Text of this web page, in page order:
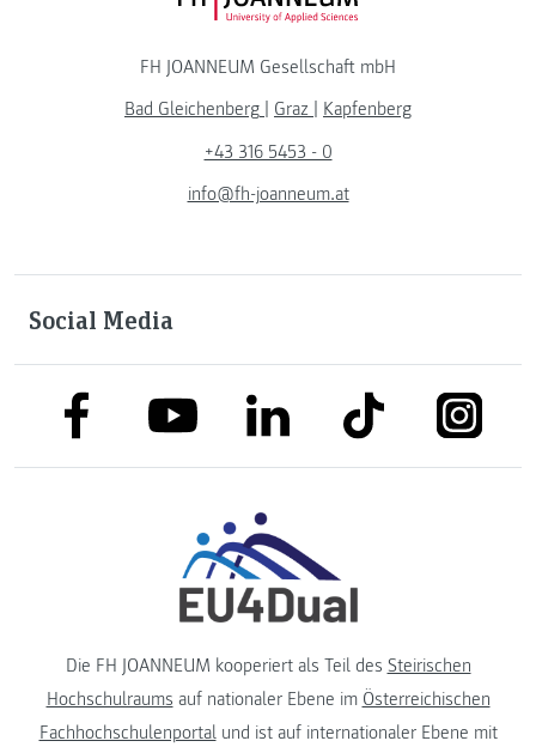
FH JOANNEUM Gesellschaft mbH
Bad Gleichenberg
Graz
Kapfenberg
+43 316 5453 - 0
info@fh-joanneum.at
Social Media
link to facebooklink to youtubelink to linkedinlink to tiktok
Die FH JOANNEUM kooperiert als Teil des Steirischen
Hochschulraums auf nationaler Ebene im Österreichischen
Fachhochschulenportalund ist auf internationaler Ebene mit